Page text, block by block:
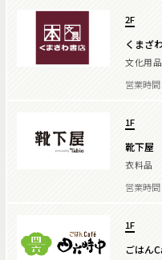
2F
くまざ
文化用
営業時
1F
靴下屋
衣料品
営業時
1F
ごはん